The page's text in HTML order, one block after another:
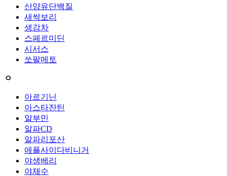
산양유단백질
새싹보리
생강차
스페르미딘
시서스
쏘팔메토
ㅇ
아르기닌
아스타잔틴
알부민
알파CD
알파리포산
애플사이다비니거
야생베리
야채수